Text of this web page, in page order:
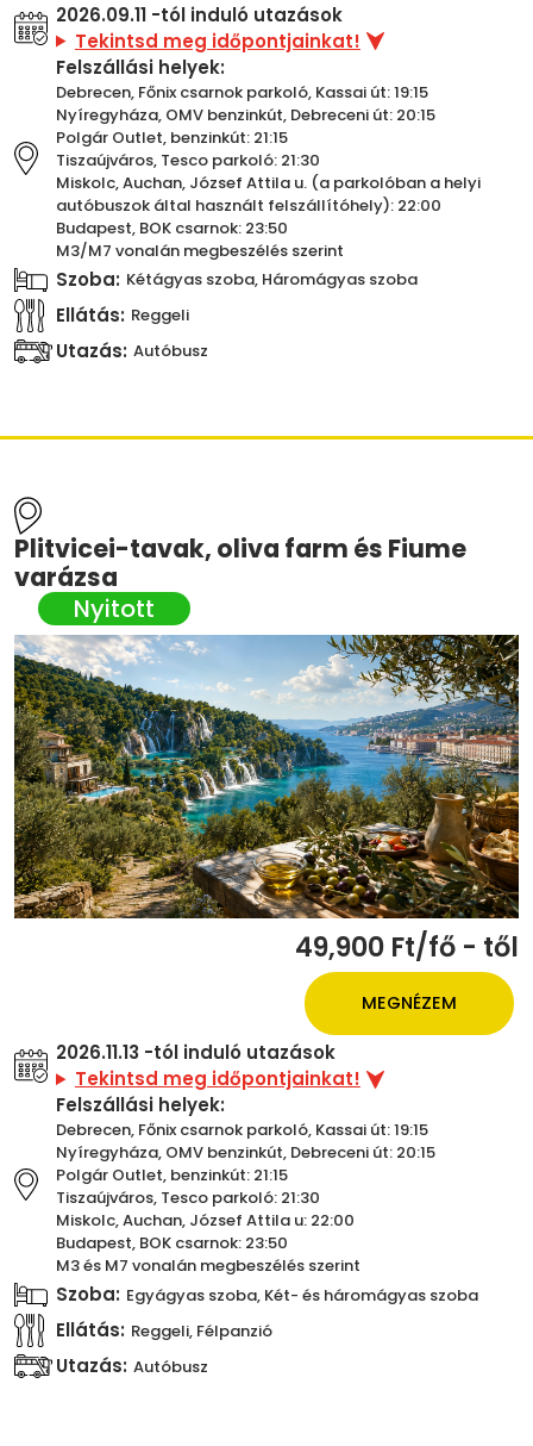
2026.09.11 -tól induló utazások
Tekintsd meg időpontjainkat!
Felszállási helyek:
Debrecen, Főnix csarnok parkoló, Kassai út: 19:15
Nyíregyháza, OMV benzinkút, Debreceni út: 20:15
Polgár Outlet, benzinkút: 21:15
Tiszaújváros, Tesco parkoló: 21:30
Miskolc, Auchan, József Attila u. (a parkolóban a helyi
autóbuszok által használt felszállítóhely): 22:00
Budapest, BOK csarnok: 23:50
M3/M7 vonalán megbeszélés szerint
Szoba: Kétágyas szoba, Háromágyas szoba
Ellátás: Reggeli
Utazás: Autóbusz
Plitvicei-tavak, oliva farm és Fiume
varázsa
49,900 Ft/fő - től
MEGNÉZEM
2026.11.13 -tól induló utazások
Tekintsd meg időpontjainkat!
Felszállási helyek:
Debrecen, Főnix csarnok parkoló, Kassai út: 19:15
Nyíregyháza, OMV benzinkút, Debreceni út: 20:15
Polgár Outlet, benzinkút: 21:15
Tiszaújváros, Tesco parkoló: 21:30
Miskolc, Auchan, József Attila u: 22:00
Budapest, BOK csarnok: 23:50
M3 és M7 vonalán megbeszélés szerint
Szoba: Egyágyas szoba, Két- és háromágyas szoba
Ellátás: Reggeli, Félpanzió
Utazás: Autóbusz